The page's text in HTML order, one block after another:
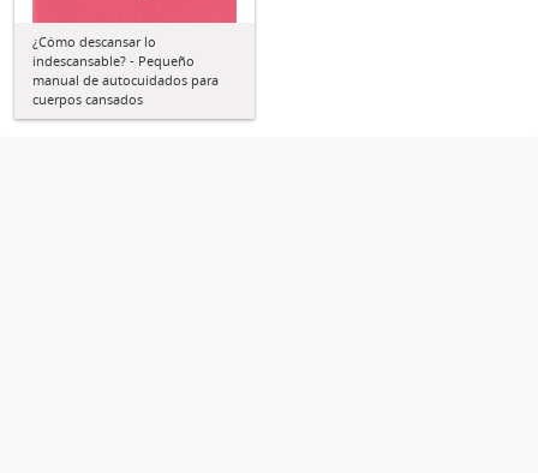
¿Cómo descansar lo
indescansable? - Pequeño
manual de autocuidados para
cuerpos cansados